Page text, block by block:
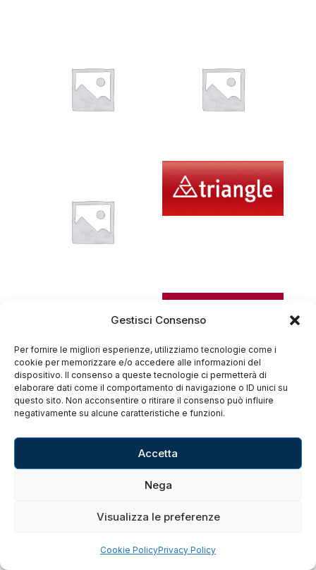
Gestisci Consenso
Per fornire le migliori esperienze, utilizziamo tecnologie come i
cookie per memorizzare e/o accedere alle informazioni del
dispositivo. Il consenso a queste tecnologie ci permetterà di
elaborare dati come il comportamento di navigazione o ID unici su
questo sito. Non acconsentire o ritirare il consenso può influire
negativamente su alcune caratteristiche e funzioni.
Accetta
Nega
Visualizza le preferenze
Cookie PolicyPrivacy Policy